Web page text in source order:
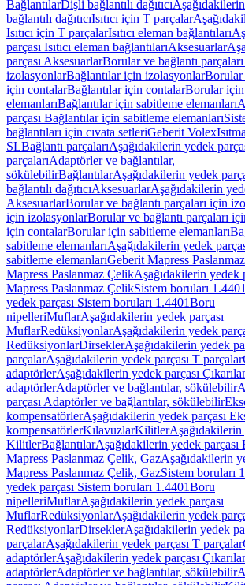
BağlantılarDişli bağlantılı dağıtıcı
bağlantılı dağıtıcıIsıtıcı için T parçalar
Isıtıcı için T parçalarIsıtıcı eleman bağlantıları
parçası Isıtıcı eleman bağlantılarıAksesuarlar
parçası AksesuarlarBorular ve bağlantı
izolasyonlarBağlantılar için izolasyonlarBorular
için contalarBağlantılar için contalarBorular
elemanlarıBağlantılar için sabitleme elemanları
parçası Bağlantılar için sabitleme elemanları
bağlantıları için cıvata setleriGeberit Volex
SLBağlantı parçalarıAşağıdakilerin yedek
parçalarıAdaptörler ve bağlantılar,
sökülebilirBağlantılarAşağıdakilerin yedek
bağlantılı dağıtıcıAksesuarlarAşağıdakilerin
AksesuarlarBorular ve bağlantı parçaları için
için izolasyonlarBorular ve bağlantı parçaları
için contalarBorular için sabitleme elemanları
sabitleme elemanlarıAşağıdakilerin yedek
sabitleme elemanlarıGeberit Mapress
Mapress Paslanmaz ÇelikAşağıdakilerin yedek
Mapress Paslanmaz ÇelikSistem boruları 1.4401
yedek parçası Sistem boruları 1.4401Boru
nipelleriMuflarAşağıdakilerin yedek parçası
MuflarRedüksiyonlarAşağıdakilerin yedek
RedüksiyonlarDirseklerAşağıdakilerin yedek
parçalarAşağıdakilerin yedek parçası T parçalar
adaptörlerAşağıdakilerin yedek parçası
adaptörlerAdaptörler ve bağlantılar, sökülebilir
parçası Adaptörler ve bağlantılar, sökülebilir
kompensatörlerAşağıdakilerin yedek parçası
kompensatörlerKılavuzlarKilitlerAşağıdakilerin
KilitlerBağlantılarAşağıdakilerin yedek parçası
Mapress Paslanmaz Çelik, GazAşağıdakilerin
Mapress Paslanmaz Çelik, GazSistem boruları
yedek parçası Sistem boruları 1.4401Boru
nipelleriMuflarAşağıdakilerin yedek parçası
MuflarRedüksiyonlarAşağıdakilerin yedek
RedüksiyonlarDirseklerAşağıdakilerin yedek
parçalarAşağıdakilerin yedek parçası T parçalar
adaptörlerAşağıdakilerin yedek parçası
adaptörlerAdaptörler ve bağlantılar, sökülebilir